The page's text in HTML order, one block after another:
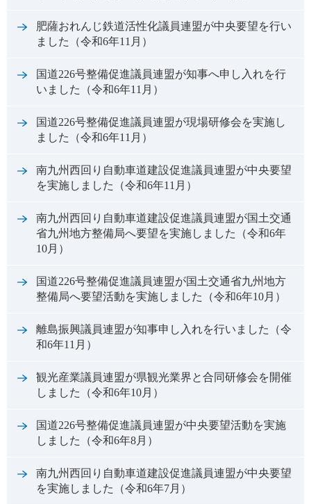
肥薩おれんじ鉄道活性化議員連盟が中央要望を行い
ました（令和6年11月）
国道226号整備促進議員連盟が知事へ申し入れを行
いました（令和6年11月）
国道226号整備促進議員連盟が現場研修会を実施し
ました（令和6年11月）
南九州西回り自動車道建設促進議員連盟が中央要望
を実施しました（令和6年11月）
南九州西回り自動車道建設促進議員連盟が国土交通
省九州地方整備局へ要望を実施しました（令和6年
10月）
国道226号整備促進議員連盟が国土交通省九州地方
整備局へ要望活動を実施しました（令和6年10月）
離島振興議員連盟が知事申し入れを行いました（令
和6年11月）
観光産業議員連盟が県観光業界と合同研修会を開催
しました（令和6年10月）
国道226号整備促進議員連盟が中央要望活動を実施
しました（令和6年8月）
南九州西回り自動車道建設促進議員連盟が中央要望
を実施しました（令和6年7月）